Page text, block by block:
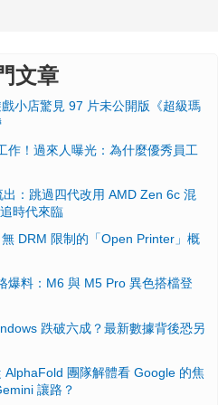
文章
小店驚見 97 片未公開版《超級瑪
作！過來人曝光：為什麼優秀員工
：跳過四代改用 AMD Zen 6c 混
時代來臨
DRM 限制的「Open Printer」概
爆料：M6 與 M5 Pro 異色搭檔登
跌破六成？最新數據背後恐另
團隊解體看 Google 的焦
讓路？